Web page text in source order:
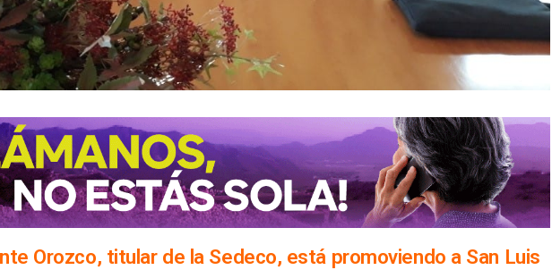
Orozco, titular de la Sedeco, está promoviendo a San Luis